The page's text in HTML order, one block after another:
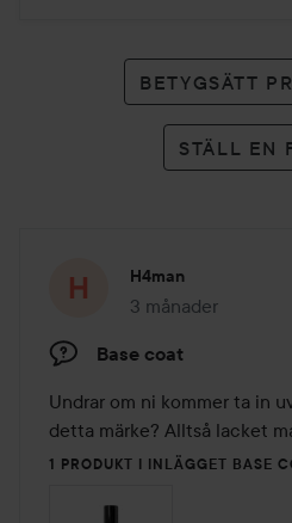
BETYGSÄTT
STÄLL EN
H4man
3 månader
Inlägget skapades
Base coat
Undrar om ni kommer ta in
detta märke? Alltså lacket
1 PRODUKT I INLÄGGET BASE